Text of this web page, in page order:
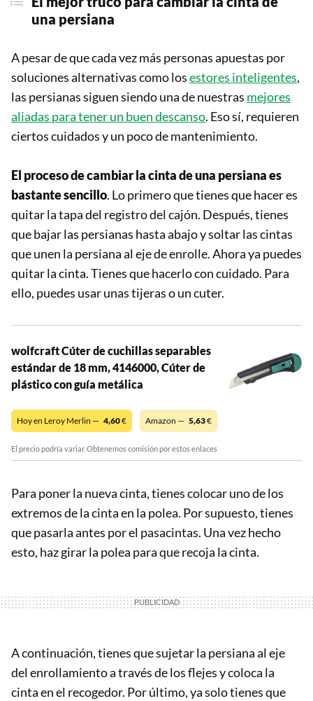
una persiana
A pesar de que cada vez más personas apuestas por
soluciones alternativas como losestores inteligentes,
las persianas siguen siendo una de nuestras mejores
aliadas para tener un buen descanso. Eso sí, requieren
ciertos cuidados y un poco de mantenimiento.
El proceso de cambiar la cinta de una persiana es
bastante sencillo. Lo primero que tienes que hacer es
quitar la tapa del registro del cajón. Después, tienes
que bajar las persianas hasta abajo y soltar las cintas
que unen la persiana al eje de enrolle. Ahora ya puedes
quitar la cinta. Tienes que hacerlo con cuidado. Para
ello, puedes usar unas tijeras o un cuter.
wolfcraft Cúter de cuchillas separables
estándar de 18 mm, 4146000, Cúter de
plástico con guía metálica
Hoy en Leroy Merlin — 4,60€ Amazon — 5,63€
El precio podría variar. Obtenemos comisión por estos enlaces
Para poner la nueva cinta, tienes colocar uno de los
extremos de la cinta en la polea. Por supuesto, tienes
que pasarla antes por el pasacintas. Una vez hecho
esto, haz girar la polea para que recoja la cinta.
A continuación, tienes que sujetar la persiana al eje
del enrollamiento a través de los flejes y coloca la
cinta en el recogedor. Por último, ya solo tienes que